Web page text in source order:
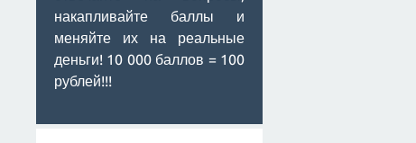
накапливайте баллы и
меняйте их на реальные
деньги! 10 000 баллов = 100
рублей!!!